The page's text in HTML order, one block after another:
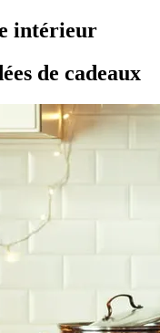
intérieur
de cadeaux